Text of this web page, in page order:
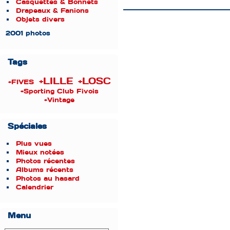
Casquettes & Bonnets
Drapeaux & Fanions
Objets divers
2001 photos
Tags
+FIVES +LILLE +LOSC
+Sporting Club Fivois
+Vintage
Spéciales
Plus vues
Mieux notées
Photos récentes
Albums récents
Photos au hasard
Calendrier
Menu